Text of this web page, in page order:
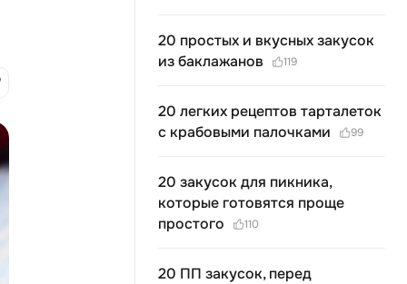
20 простых и вкусных закусок
из баклажанов
119
20 легких рецептов тарталеток
с крабовыми палочками
99
20 закусок для пикника,
которые готовятся проще
простого
110
20 ПП закусок, перед